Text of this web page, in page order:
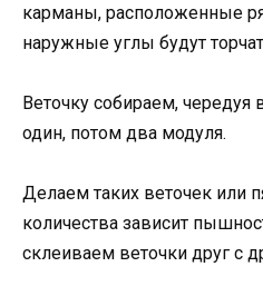
карманы, расположенные
наружные углы будут
Веточку собираем,
один, потом два модуля.
Делаем таких веточек или
количества зависит
склеиваем веточки друг с